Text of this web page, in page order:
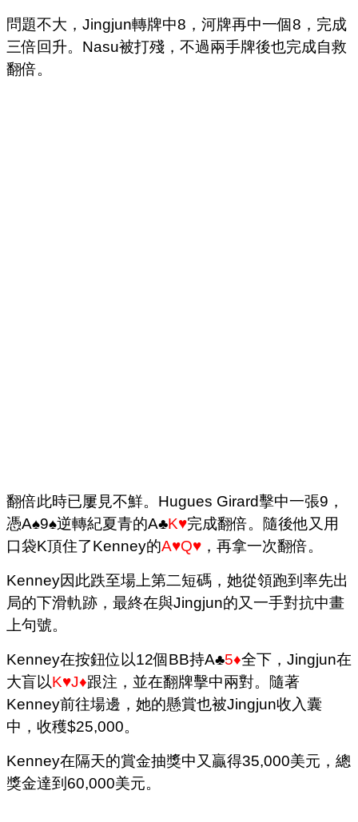
問題不大，Jingjun轉牌中8，河牌再中一個8，完成
三倍回升。Nasu被打殘，不過兩手牌後也完成自救
翻倍。
翻倍此時已屢見不鮮。Hugues Girard擊中一張9，
憑A♠9♠逆轉紀夏青的A♣K♥完成翻倍。隨後他又用
口袋K頂住了Kenney的A♥Q♥ ，再拿一次翻倍。
Kenney因此跌至場上第二短碼，她從領跑到率先出
局的下滑軌跡，最終在與Jingjun的又一手對抗中畫
上句號。
Kenney在按鈕位以12個BB持A♣5♦全下，Jingjun在
大盲以K♥J♦跟注，並在翻牌擊中兩對。隨著
Kenney前往場邊，她的懸賞也被Jingjun收入囊
中，收穫$25,000。
Kenney在隔天的賞金抽獎中又贏得35,000美元，總
獎金達到60,000美元。